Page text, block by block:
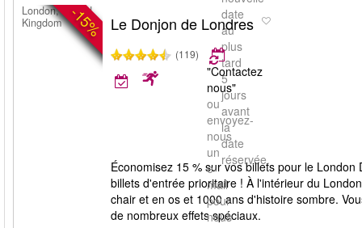
date
au
plus
tard
5
jours
avant
la
date
réservée.
-15%
London, United
Kingdom
Le Donjon de Londres
(119)
"Contactez
nous"
ou
envoyez-
nous
un
e-
mail
pour
nous
Économisez 15 % sur vos billets pour le
billets d'entrée prioritaire ! À l'intérieur du
chair et en os et 1000 ans d'histoire sombre.
de nombreux effets spéciaux.